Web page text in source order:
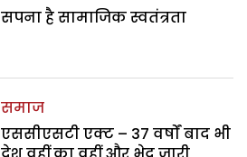
सपना है सामाजिक स्वतंत्रता
समाज
एससीएसटी एक्ट – 37 वर्षों बाद भी